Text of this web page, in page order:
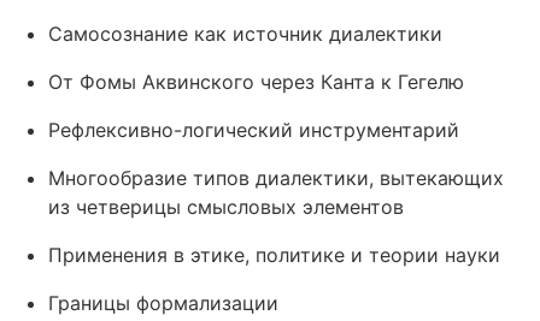
Самосознание как источник диалектики
От Фомы Аквинского через Канта к Гегелю
Рефлексивно-логический инструментарий
Многообразие типов диалектики, вытекающих
из четверицы смысловых элементов
Применения в этике, политике и теории науки
Границы формализации